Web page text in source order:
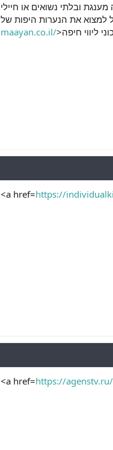
ובלתי נשואים או חיילי
maayan.co.il/
<a href=https://
<a href=https://agenstv.ru/